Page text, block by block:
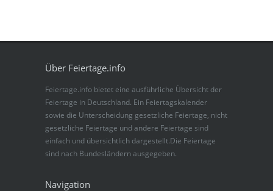
Über Feiertage.info
Feiertage.info bietet eine ausführliche Übersicht der
Feiertage in Deutschland. Ein Feiertagskalender
sowie die Unterscheidung gesetzliche Feiertage, nicht
gesetzliche Feiertage und andere Feiertage sind
einfach und übersichtlich dargestellt.Die Feiertage
sind nach Bundesländern ausgegeben.
Navigation